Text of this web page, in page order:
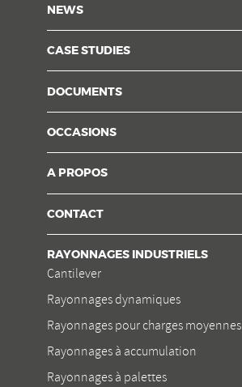
NEWS
CASE STUDIES
DOCUMENTS
OCCASIONS
A PROPOS
CONTACT
RAYONNAGES INDUSTRIELS
Cantilever
Rayonnages dynamiques
Rayonnages pour charges moyennes
Rayonnages à accumulation
Rayonnages à palettes